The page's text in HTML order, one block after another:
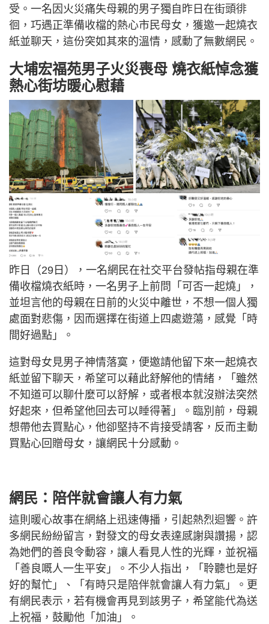
受。一名因火災痛失母親的男子獨自昨日在街頭徘
徊，巧遇正準備收檔的熱心市民母女，獲邀一起燒衣
紙並聊天，這份突如其來的溫情，感動了無數網民。
大埔宏福苑男子火災喪母 燒衣紙悼念獲
熱心街坊暖心慰藉
昨日（29日），一名網民在社交平台發帖指母親在準
備收檔燒衣紙時，一名男子上前問「可否一起燒」，
並坦言他的母親在日前的火災中離世，不想一個人獨
處面對悲傷，因而選擇在街道上四處遊蕩，感覺「時
間好過點」。
這對母女見男子神情落寞，便邀請他留下來一起燒衣
紙並留下聊天，希望可以藉此舒解他的情緒，「雖然
不知道可以聊什麼可以舒解，或者根本就沒辦法突然
好起來，但希望他回去可以睡得著」。臨別前，母親
想帶他去買點心，他卻堅持不肯接受請客，反而主動
買點心回贈母女，讓網民十分感動。
網民：陪伴就會讓人有力氣
這則暖心故事在網絡上迅速傳播，引起熱烈迴響。許
多網民紛紛留言，對發文的母女表達感謝與讚揚，認
為她們的善良令動容，讓人看見人性的光輝，並祝福
「善良嘅人一生平安」。不少人指出，「聆聽也是好
好的幫忙」、「有時只是陪伴就會讓人有力氣」。更
有網民表示，若有機會再見到該男子，希望能代為送
上祝福，鼓勵他「加油」。